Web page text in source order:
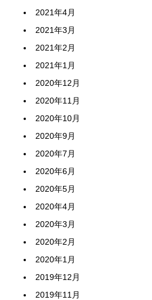
2021年4月
2021年3月
2021年2月
2021年1月
2020年12月
2020年11月
2020年10月
2020年9月
2020年7月
2020年6月
2020年5月
2020年4月
2020年3月
2020年2月
2020年1月
2019年12月
2019年11月